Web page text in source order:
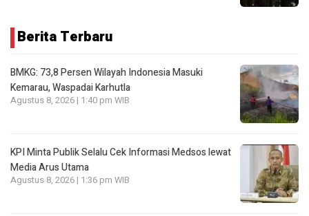
Berita Terbaru
BMKG: 73,8 Persen Wilayah Indonesia Masuki
Kemarau, Waspadai Karhutla
Agustus 8, 2026 | 1:40 pm WIB
KPI Minta Publik Selalu Cek Informasi Medsos lewat
Media Arus Utama
Agustus 8, 2026 | 1:36 pm WIB